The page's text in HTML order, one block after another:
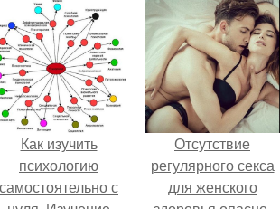
Как изучить
психологию
самостоятельно с
Отсутствие
регулярного секса
для женского